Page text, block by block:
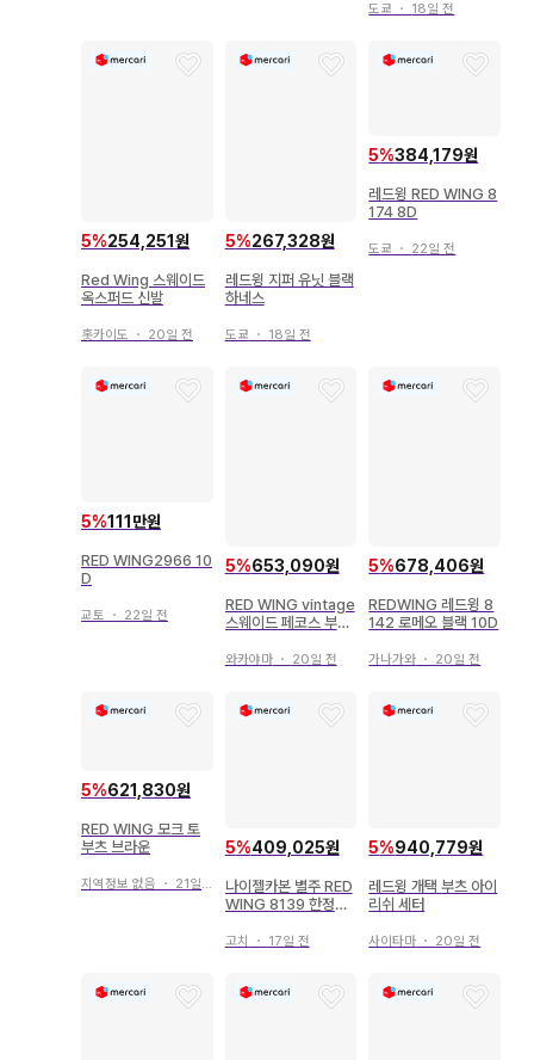
도쿄 ・ 18일 전
5%254,251원
Red Wing 스웨이드
옥스퍼드 신발
홋카이도 ・ 20일 전
5%267,328원
레드윙 지퍼 유닛 블랙
하네스
도쿄 ・ 18일 전
5%384,179원
레드윙 RED WING 8
174 8D
도쿄 ・ 22일 전
5%111만원
RED WING2966 10
D
교토 ・ 22일 전
5%653,090원
RED WING vintage
스웨이드 페코스 부츠
와카야마・ 20일 전
5%678,406원
REDWING 레드윙 8
142 로메오 블랙 10D
가나가와 ・ 20일 전
5%621,830원
RED WING 모크 토
부츠 브라운
지역정보 없음 ・ 21일 전
5%409,025원
나이젤카본 별주 RED
WING 8139 한정판
고치 ・ 17일 전
5%940,779원
레드윙 개택 부츠 아이
리쉬 세터
사이타마 ・ 20일 전